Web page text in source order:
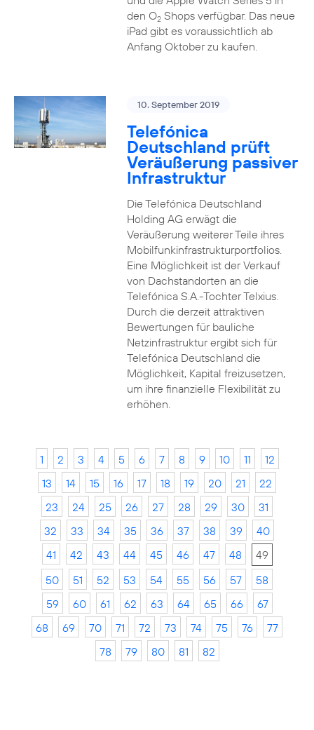
den O2Shops verfügbar. Das neue
iPad gibt es voraussichtlich ab
Anfang Oktober zu kaufen.
10. September 2019
Telefónica
Deutschland prüft
Veräußerung passiver
Infrastruktur
Die Telefónica Deutschland
Holding AG erwägt die
Veräußerung weiterer Teile ihres
Mobilfunkinfrastrukturportfolios.
Eine Möglichkeit ist der Verkauf
von Dachstandorten an die
Telefónica S.A.-Tochter Telxius.
Durch die derzeit attraktiven
Bewertungen für bauliche
Netzinfrastruktur ergibt sich für
Telefónica Deutschland die
Möglichkeit, Kapital freizusetzen,
um ihre finanzielle Flexibilität zu
erhöhen.
1 2 3 4 5 6 7 8 9 10 11
12
13
14 15 16 17 18 19 20 21
22
23
24 25 26 27 28 29 30
31
32
33 34 35 36 37 38 39
40
41
42 43 44 45 46 47 48
49
50
51 52 53 54 55 56 57
58
59
60 61 62 63 64 65 66
67
68
69 70 71 72 73 74 75 76
77
78
79 80 81 82